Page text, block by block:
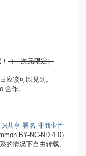
（二次元限定）
应该可以见到。
合作。
共享 署名-非商业性
BY-NC-ND 4.0）
的情况下自由转载、